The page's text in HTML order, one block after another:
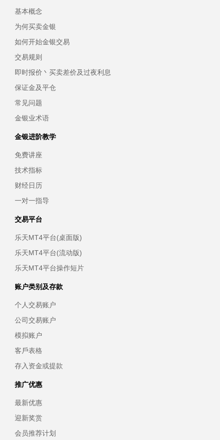
基本概念
为何买卖金银
如何开始金银交易
交易规则
即时报价丶买卖差价及过夜利息
保证金及平仓
常见问题
金银业术语
金银进阶教学
免费讲座
技术指标
财经日历
一对一指导
交易平台
乐天MT4平台(桌面版)
乐天MT4平台(流动版)
乐天MT4平台操作短片
账户类别及存款
个人交易账户
公司交易账户
模拟账户
客戶表格
存入资金或提款
推广优惠
最新优惠
迎新奖赏
会员推荐计划